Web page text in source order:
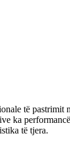
të pastrimit
ka
të tjera.